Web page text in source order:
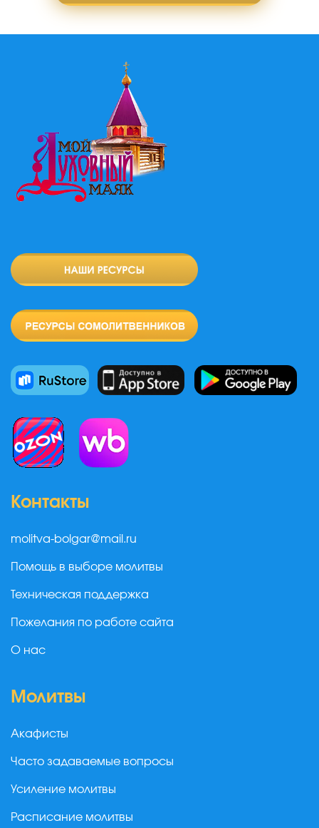
Контакты
molitva-bolgar@mail.ru
Помощь в выборе молитвы
Техническая поддержка
Пожелания по работе сайта
О нас
Молитвы
Акафисты
Часто задаваемые вопросы
Усиление молитвы
Расписание молитвы